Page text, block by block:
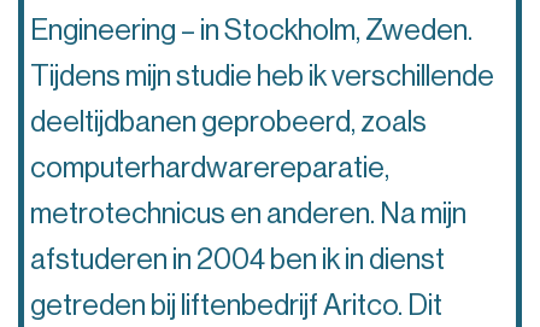
Engineering – in Stockholm, Zweden.
Tijdens mijn studie heb ik verschillende
deeltijdbanen geprobeerd, zoals
computerhardwarereparatie,
metrotechnicus en anderen. Na mijn
afstuderen in 2004 ben ik in dienst
getreden bij liftenbedrijf Aritco. Dit